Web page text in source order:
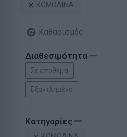
ΚΟΜΟΔΙΝΑ
Καθαρισμός
Διαθεσιμότητα
Σε αποθεμα
Εξαντλημένο
Κατηγορίες